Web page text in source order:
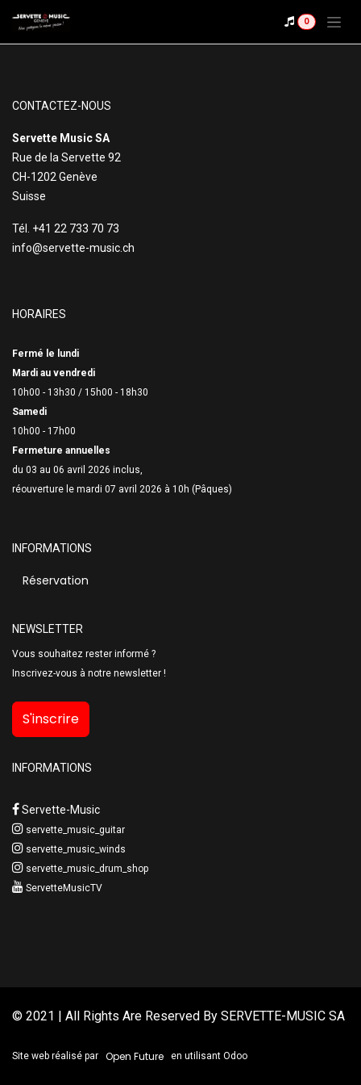
0
CONTACTEZ-NOUS
Servette Music SA
Rue de la Servette 92
CH-1202 Genève
Suisse
Tél. +41 22 733 70 73
info@servette-music.ch
HORAIRES
Fermé le lundi
Mardi au vendredi
10h00 - 13h30 / 15h00 - 18h30
Samedi
10h00 - 17h00
Fermeture annuelles
du 03 au 06 avril 2026 inclus,
réouverture le mardi 07 avril 2026 à 10h (Pâques)
INFORMATIONS
Réservation
NEWSLETTER
Vous souhaitez rester informé ?
Inscrivez-vous à notre newsletter !
S'inscrire
INFORMATIONS
Servette-Music
servette_music_guitar
servette_music_winds
servette_music_drum_shop
ServetteMusicTV
© 2021 | All Rights Are Reserved By SERVETTE-MUSIC SA
Site web réalisé par Open Future en utilisant Odoo